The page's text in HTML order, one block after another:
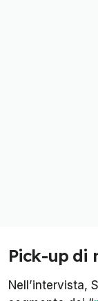
Pick-up di
Nell’intervista,